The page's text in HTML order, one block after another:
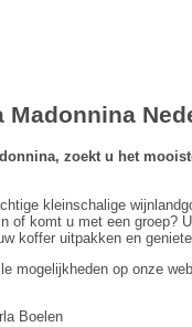
Madonnina
zoekt u het
kleinschalige
of komt u met een groep?
koffer uitpakken en
mogelijkheden op onze
Boelen